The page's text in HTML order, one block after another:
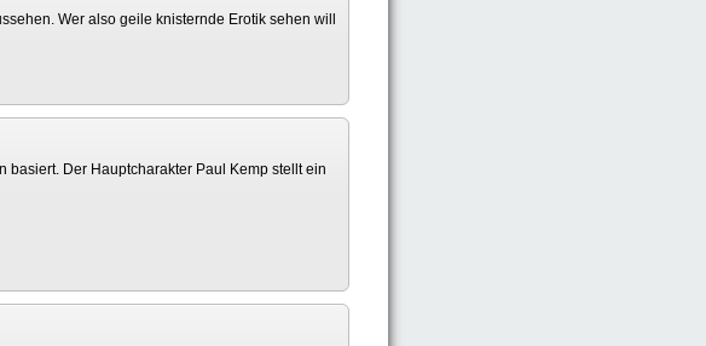
Wer also geile knisternde Erotik sehen will
basiert. Der Hauptcharakter Paul Kemp stellt ein